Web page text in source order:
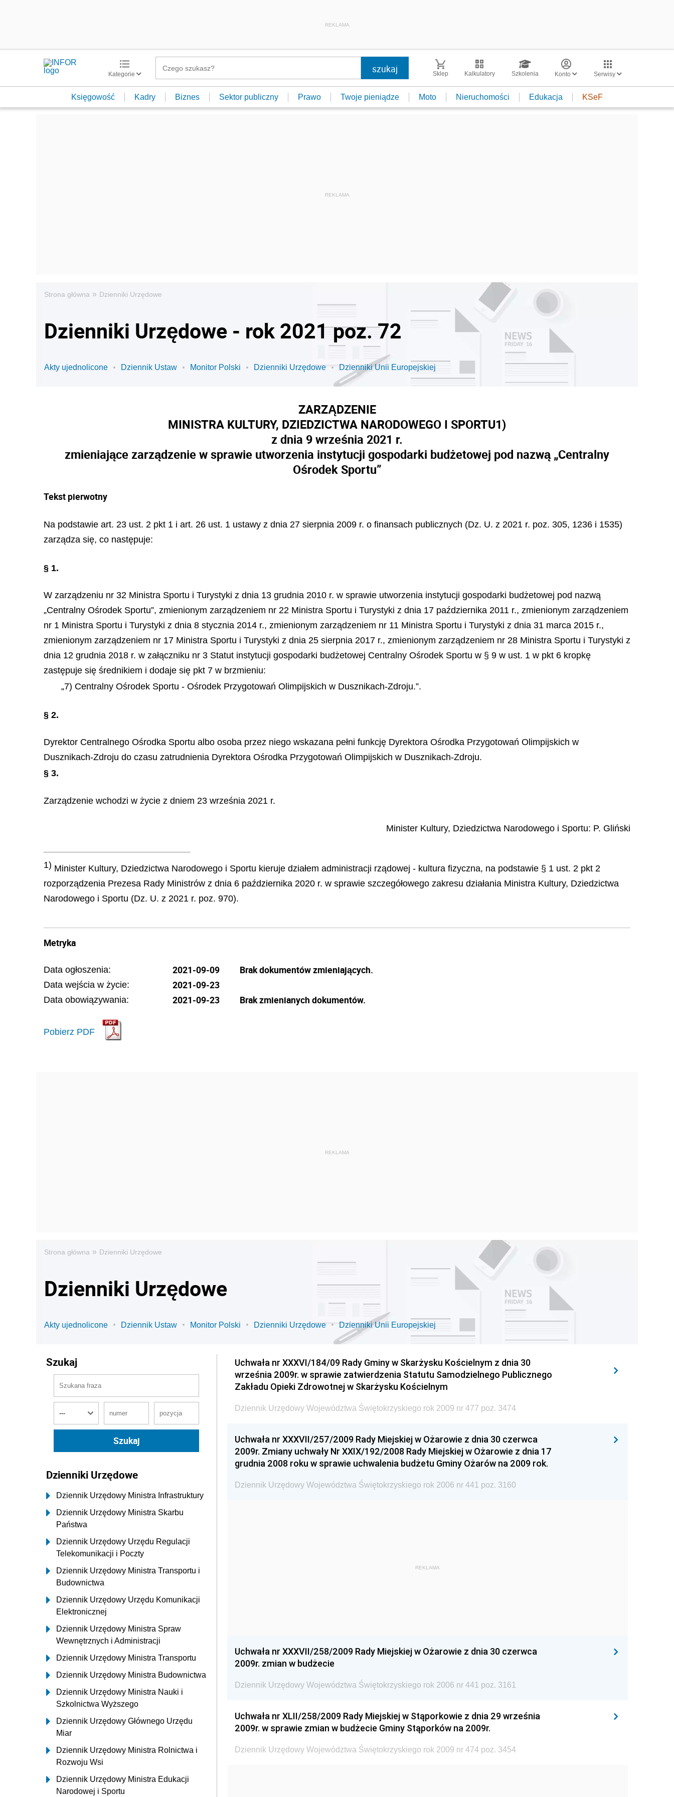
REKLAMA
Kategorie Sklep Kalkulatory Szkolenia Konto Serwisy
Księgowość Kadry Biznes Sektor publiczny Prawo Twoje pieniądze Moto Nieruchomości Edukacja KSeF
Strona główna » Dzienniki Urzędowe
Dzienniki Urzędowe - rok 2021 poz. 72
Akty ujednolicone Dziennik Ustaw Monitor Polski Dzienniki Urzędowe Dzienniki Unii Europejskiej
ZARZĄDZENIE
MINISTRA KULTURY, DZIEDZICTWA NARODOWEGO I SPORTU1)
z dnia 9 września 2021 r.
zmieniające zarządzenie w sprawie utworzenia instytucji gospodarki budżetowej pod nazwą „Centralny
Ośrodek Sportu”
Tekst pierwotny
Na podstawie art. 23 ust. 2 pkt 1 i art. 26 ust. 1 ustawy z dnia 27 sierpnia 2009 r. o finansach publicznych (Dz. U. z 2021 r. poz. 305, 1236 i 1535)
zarządza się, co następuje:
§ 1.
W zarządzeniu nr 32 Ministra Sportu i Turystyki z dnia 13 grudnia 2010 r. w sprawie utworzenia instytucji gospodarki budżetowej pod nazwą
„Centralny Ośrodek Sportu”, zmienionym zarządzeniem nr 22 Ministra Sportu i Turystyki z dnia 17 października 2011 r., zmienionym zarządzeniem
nr 1 Ministra Sportu i Turystyki z dnia 8 stycznia 2014 r., zmienionym zarządzeniem nr 11 Ministra Sportu i Turystyki z dnia 31 marca 2015 r.,
zmienionym zarządzeniem nr 17 Ministra Sportu i Turystyki z dnia 25 sierpnia 2017 r., zmienionym zarządzeniem nr 28 Ministra Sportu i Turystyki z
dnia 12 grudnia 2018 r. w załączniku nr 3 Statut instytucji gospodarki budżetowej Centralny Ośrodek Sportu w § 9 w ust. 1 w pkt 6 kropkę
zastępuje się średnikiem i dodaje się pkt 7 w brzmieniu:
„7) Centralny Ośrodek Sportu - Ośrodek Przygotowań Olimpijskich w Dusznikach-Zdroju.”.
§ 2.
Dyrektor Centralnego Ośrodka Sportu albo osoba przez niego wskazana pełni funkcję Dyrektora Ośrodka Przygotowań Olimpijskich w
Dusznikach-Zdroju do czasu zatrudnienia Dyrektora Ośrodka Przygotowań Olimpijskich w Dusznikach-Zdroju.
§ 3.
Zarządzenie wchodzi w życie z dniem 23 września 2021 r.
Minister Kultury, Dziedzictwa Narodowego i Sportu: P. Gliński
1) Minister Kultury, Dziedzictwa Narodowego i Sportu kieruje działem administracji rządowej - kultura fizyczna, na podstawie § 1 ust. 2 pkt 2
rozporządzenia Prezesa Rady Ministrów z dnia 6 października 2020 r. w sprawie szczegółowego zakresu działania Ministra Kultury, Dziedzictwa
Narodowego i Sportu (Dz. U. z 2021 r. poz. 970).
Metryka
Data ogłoszenia: 2021-09-09
Data wejścia w życie: 2021-09-23
Data obowiązywania: 2021-09-23
Pobierz PDF
Brak dokumentów zmieniających.
Brak zmienianych dokumentów.
Strona główna » Dzienniki Urzędowe
Dzienniki Urzędowe
Akty ujednolicone Dziennik Ustaw Monitor Polski Dzienniki Urzędowe Dzienniki Unii Europejskiej
Szukaj
Dzienniki Urzędowe
Dziennik Urzędowy Ministra Infrastruktury
Dziennik Urzędowy Ministra Skarbu
Państwa
Dziennik Urzędowy Urzędu Regulacji
Telekomunikacji i Poczty
Dziennik Urzędowy Ministra Transportu i
Budownictwa
Dziennik Urzędowy Urzędu Komunikacji
Elektronicznej
Dziennik Urzędowy Ministra Spraw
Wewnętrznych i Administracji
Dziennik Urzędowy Ministra Transportu
Dziennik Urzędowy Ministra Budownictwa
Dziennik Urzędowy Ministra Nauki i
Szkolnictwa Wyższego
Dziennik Urzędowy Głównego Urzędu
Miar
Dziennik Urzędowy Ministra Rolnictwa i
Rozwoju Wsi
Dziennik Urzędowy Ministra Edukacji
Narodowej i Sportu
Uchwała nr XXXVI/184/09 Rady Gminy w Skarżysku Kościelnym z dnia 30
września 2009r. w sprawie zatwierdzenia Statutu Samodzielnego Publicznego
Zakładu Opieki Zdrowotnej w Skarżysku Kościelnym
Dziennik Urzędowy Województwa Świętokrzyskiego rok 2009 nr 477 poz. 3474
Uchwała nr XXXVII/257/2009 Rady Miejskiej w Ożarowie z dnia 30 czerwca
2009r. Zmiany uchwały Nr XXIX/192/2008 Rady Miejskiej w Ożarowie z dnia 17
grudnia 2008 roku w sprawie uchwalenia budżetu Gminy Ożarów na 2009 rok.
Dziennik Urzędowy Województwa Świętokrzyskiego rok 2006 nr 441 poz. 3160
REKLAMA
Uchwała nr XXXVII/258/2009 Rady Miejskiej w Ożarowie z dnia 30 czerwca
2009r. zmian w budżecie
Dziennik Urzędowy Województwa Świętokrzyskiego rok 2006 nr 441 poz. 3161
Uchwała nr XLII/258/2009 Rady Miejskiej w Stąporkowie z dnia 29 września
2009r. w sprawie zmian w budżecie Gminy Stąporków na 2009r.
Dziennik Urzędowy Województwa Świętokrzyskiego rok 2009 nr 474 poz. 3454